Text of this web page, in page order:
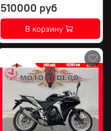
510000 руб
В корзину